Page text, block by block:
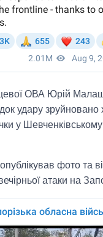
ОВА Юрій
удару зруйновано
у
фото та
атаки на